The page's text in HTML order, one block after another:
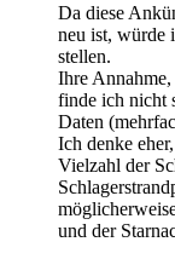
Da diese
neu ist, würde
stellen.
Ihre Annahme,
finde ich nicht
Daten
Ich denke
Vielzahl der
und der